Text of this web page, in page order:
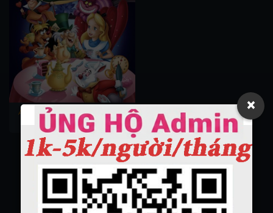
Alice Ở Xứ Sở Thần Tiên 1951
(Vietsub Full HD)
Alice Ở Xứ Sở Thần Tiên 1951
×